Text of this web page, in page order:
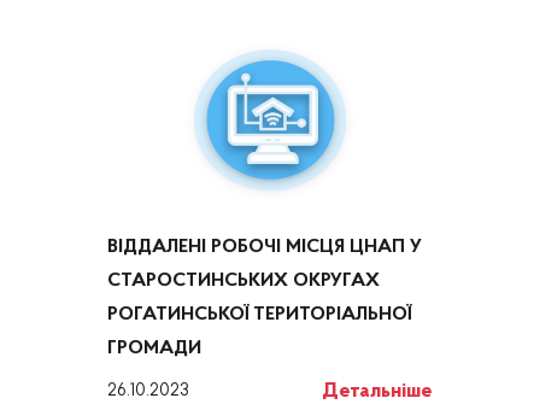
ВІДДАЛЕНІ РОБОЧІ МІСЦЯ ЦНАП У
СТАРОСТИНСЬКИХ ОКРУГАХ
РОГАТИНСЬКОЇ ТЕРИТОРІАЛЬНОЇ
ГРОМАДИ
26.10.2023 Детальніше